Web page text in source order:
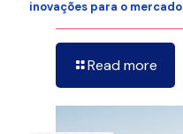
inovações para o mercado
Read more